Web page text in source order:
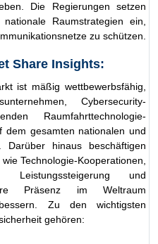
Die Regierungen setzen
Raumstrategien ein,
zu schützen.
Share Insights:
ist mäßig wettbewerbsfähig,
Cybersecurity-
Raumfahrttechnologie-
dem gesamten nationalen und
Darüber hinaus beschäftigen
Technologie-Kooperationen,
Leistungssteigerung und
Präsenz im Weltraum
Zu den wichtigsten
gehören: